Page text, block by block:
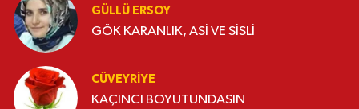
GÜLLÜ ERSOY
GÖK KARANLIK, ASİ VE SİSLİ
CÜVEYRIYE
KAÇINCI BOYUTUNDASIN